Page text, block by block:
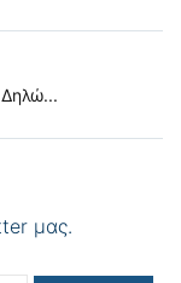
μας.